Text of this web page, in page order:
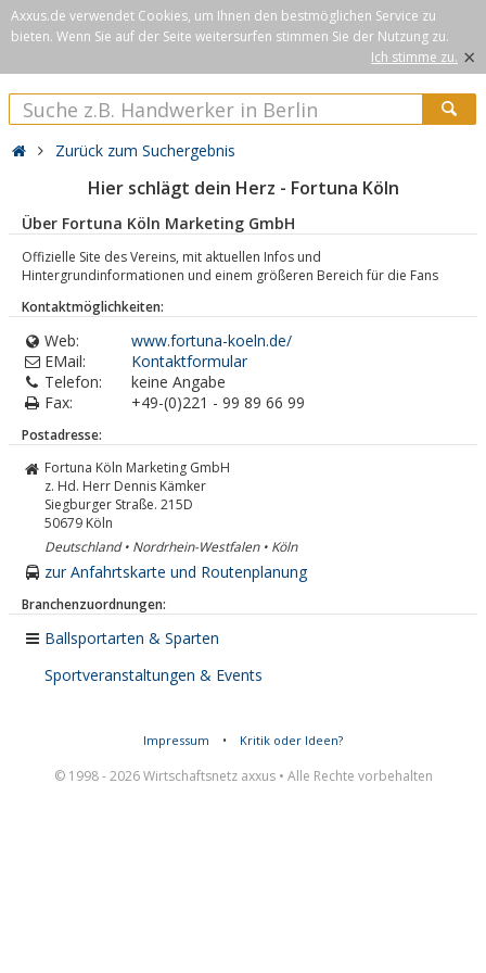
Axxus.de verwendet Cookies, um Ihnen den bestmöglichen Service zu
bieten. Wenn Sie auf der Seite weitersurfen stimmen Sie der Nutzung zu.
Ich stimme zu. ×
Zurück zum Suchergebnis
Hier schlägt dein Herz - Fortuna Köln
Über Fortuna Köln Marketing GmbH
Offizielle Site des Vereins, mit aktuellen Infos und
Hintergrundinformationen und einem größeren Bereich für die Fans
Kontaktmöglichkeiten:
Web:
www.fortuna-koeln.de/
EMail:
Kontaktformular
Telefon:
keine Angabe
Fax:
+49-(0)221 - 99 89 66 99
Postadresse:
Fortuna Köln Marketing GmbH
z. Hd. Herr Dennis Kämker
Siegburger Straße. 215D
50679 Köln
Deutschland • Nordrhein-Westfalen • Köln
zur Anfahrtskarte und Routenplanung
Branchenzuordnungen:
Ballsportarten & Sparten
Sportveranstaltungen & Events
Impressum • Kritik oder Ideen?
© 1998 - 2026 Wirtschaftsnetz axxus • Alle Rechte vorbehalten